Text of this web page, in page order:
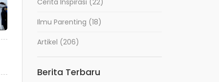
Cerita Inspirasi (22)
Ilmu Parenting (18)
Artikel (206)
Berita Terbaru